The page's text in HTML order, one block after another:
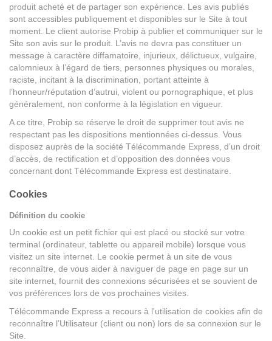
produit acheté et de partager son expérience. Les avis publiés
sont accessibles publiquement et disponibles sur le Site à tout
moment. Le client autorise Probip à publier et communiquer sur le
Site son avis sur le produit. L’avis ne devra pas constituer un
message à caractère diffamatoire, injurieux, délictueux, vulgaire,
calomnieux à l’égard de tiers, personnes physiques ou morales,
raciste, incitant à la discrimination, portant atteinte à
l’honneur/réputation d’autrui, violent ou pornographique, et plus
généralement, non conforme à la législation en vigueur.
A ce titre, Probip se réserve le droit de supprimer tout avis ne
respectant pas les dispositions mentionnées ci-dessus. Vous
disposez auprès de la société Télécommande Express, d’un droit
d’accès, de rectification et d’opposition des données vous
concernant dont Télécommande Express est destinataire.
Cookies
Définition du cookie
Un cookie est un petit fichier qui est placé ou stocké sur votre
terminal (ordinateur, tablette ou appareil mobile) lorsque vous
visitez un site internet. Le cookie permet à un site de vous
reconnaître, de vous aider à naviguer de page en page sur un
site internet, fournit des connexions sécurisées et se souvient de
vos préférences lors de vos prochaines visites.
Télécommande Express a recours à l'utilisation de cookies afin de
reconnaître l’Utilisateur (client ou non) lors de sa connexion sur le
Site.